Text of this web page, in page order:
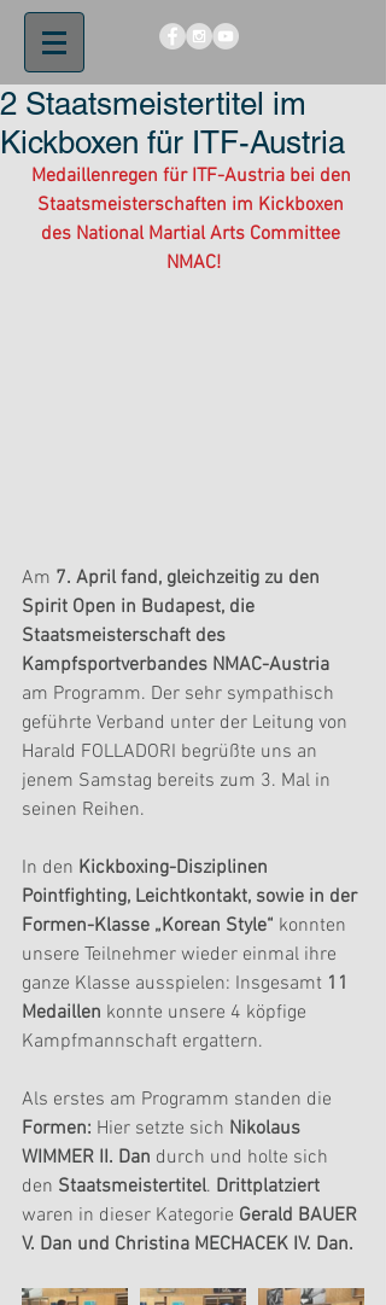
2 Staatsmeistertitel im
Kickboxen für ITF-Austria
Medaillenregen für ITF-Austria bei den
Staatsmeisterschaften im Kickboxen
des National Martial Arts Committee
NMAC!
Am 7. April fand, gleichzeitig zu den
Spirit Open in Budapest, die
Staatsmeisterschaft des
Kampfsportverbandes NMAC-Austria
am Programm. Der sehr sympathisch
geführte Verband unter der Leitung von
Harald FOLLADORI begrüßte uns an
jenem Samstag bereits zum 3. Mal in
seinen Reihen.
In den Kickboxing-Disziplinen
Pointfighting, Leichtkontakt, sowie in der
Formen-Klasse „Korean Style“ konnten
unsere Teilnehmer wieder einmal ihre
ganze Klasse ausspielen: Insgesamt 11
Medaillen konnte unsere 4 köpfige
Kampfmannschaft ergattern.
Als erstes am Programm standen die
Formen: Hier setzte sich Nikolaus
WIMMER II. Dan durch und holte sich
den Staatsmeistertitel. Drittplatziert
waren in dieser Kategorie Gerald BAUER
V. Dan und Christina MECHACEK IV. Dan.